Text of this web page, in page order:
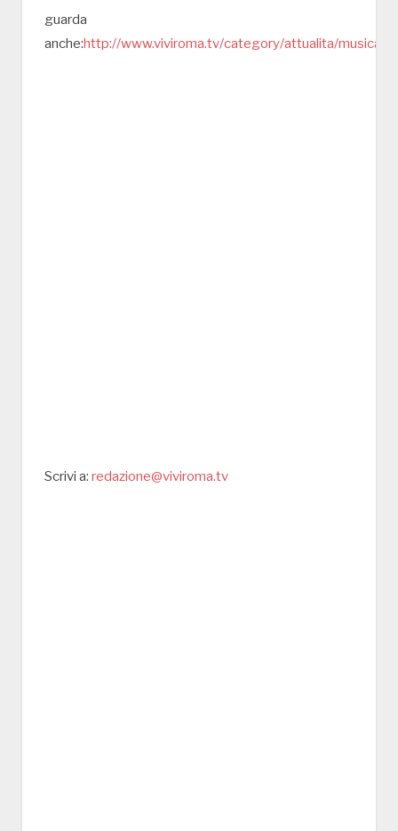
guarda
anche:http://www.viviroma.tv/category/attualita/musica/
Scrivi a: redazione@viviroma.tv